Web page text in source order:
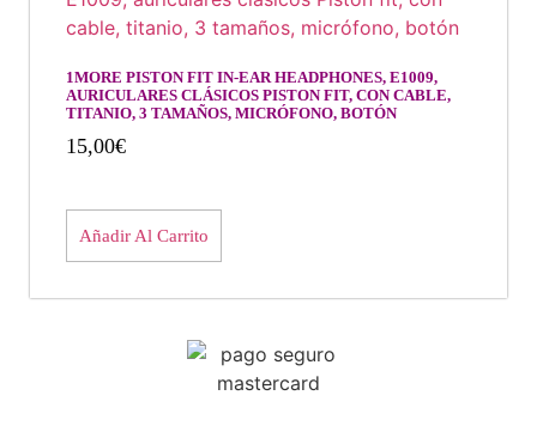
1MORE PISTON FIT IN-EAR HEADPHONES, E1009,
AURICULARES CLÁSICOS PISTON FIT, CON CABLE,
TITANIO, 3 TAMAÑOS, MICRÓFONO, BOTÓN
15,00€
Añadir Al Carrito